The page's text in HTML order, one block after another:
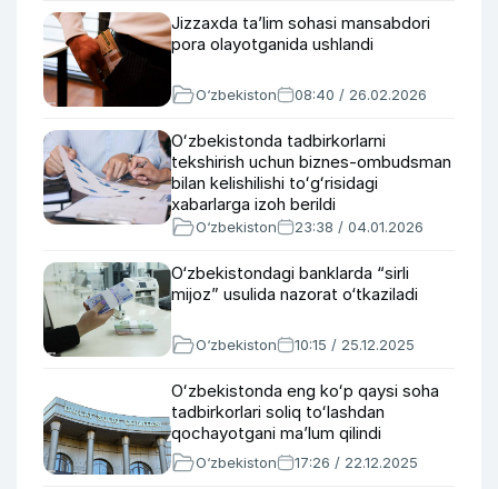
Jizzaxda ta’lim sohasi mansabdori
pora olayotganida ushlandi
O‘zbekiston 08:40 / 26.02.2026
Oʻzbekistonda tadbirkorlarni
tekshirish uchun biznes-ombudsman
bilan kelishilishi toʻgʻrisidagi
xabarlarga izoh berildi
O‘zbekiston 23:38 / 04.01.2026
O‘zbekistondagi banklarda “sirli
mijoz” usulida nazorat o‘tkaziladi
O‘zbekiston 10:15 / 25.12.2025
Oʻzbekistonda eng koʻp qaysi soha
tadbirkorlari soliq toʻlashdan
qochayotgani maʼlum qilindi
O‘zbekiston 17:26 / 22.12.2025